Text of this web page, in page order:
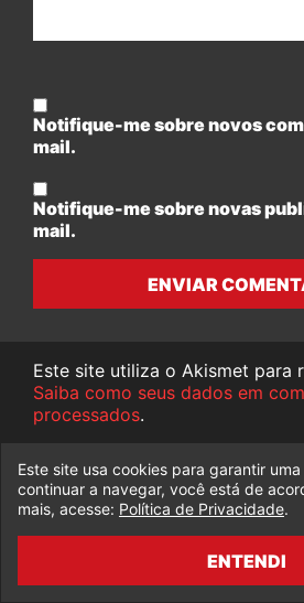
Notifique-me sobre novos
mail.
Notifique-me sobre novas
mail.
ENVIAR
Este site utiliza o Akismet para
Saiba como seus dados em
processados.
Este site usa cookies para garantir
continuar a navegar, você está de
mais, acesse: Política de Privacidade.
ENTENDI